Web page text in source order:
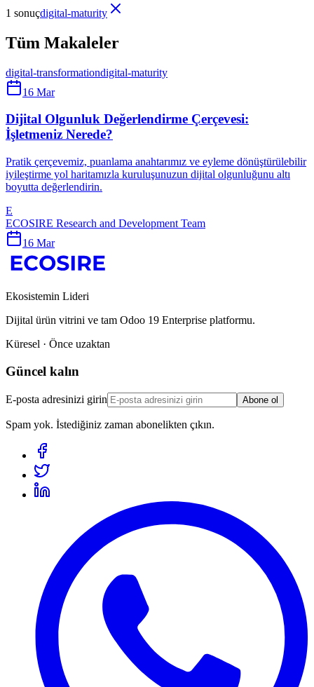
1 sonuçdigital-maturity
Tüm Makaleler
digital-transformationdigital-maturity
16 Mar
Dijital Olgunluk Değerlendirme Çerçevesi:
İşletmeniz Nerede?
Pratik çerçevemiz, puanlama anahtarımız ve eyleme dönüştürülebilir
iyileştirme yol haritamızla kuruluşunuzun dijital olgunluğunu altı
boyutta değerlendirin.
E
ECOSIRE Research and Development Team
16 Mar
Ekosistemin Lideri
Dijital ürün vitrini ve tam Odoo 19 Enterprise platformu.
Küresel · Önce uzaktan
Güncel kalın
E-posta adresinizi girin Abone ol
Spam yok. İstediğiniz zaman abonelikten çıkın.